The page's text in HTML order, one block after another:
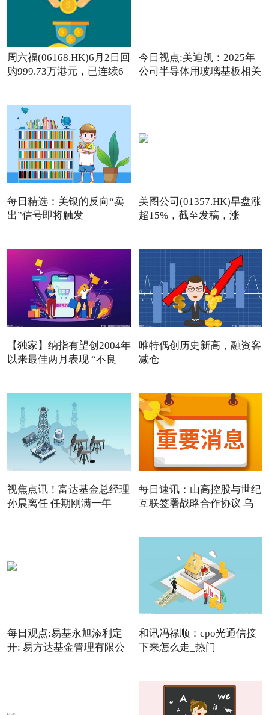
周六福(06168.HK)6月2日回
购999.73万港元，已连续6
今日视点:美迪凯：2025年
公司半导体用玻璃基板相关
每日精选：美银的反向“卖
出”信号即将触发
美图公司(01357.HK)早盘涨
超15%，截至发稿，涨
【独家】纳指有望创2004年
以来最佳两月表现 “不良
唯特偶创历史新高，融资客
减仓
视焦点讯！富达基金总经理
孙晨离任 任期刚满一年
每日速讯：山高控股与世纪
互联签署战略合作协议 乌
每日观点:易基永旭添利定
开: 易方达基金管理有限公
和讯冯禄顺：cpo光通信接
下来怎么走_热门